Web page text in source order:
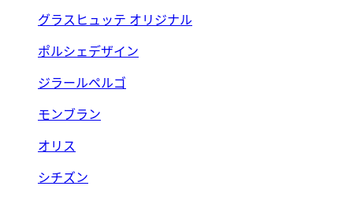
グラスヒュッテ オリジナル
ポルシェデザイン
ジラールペルゴ
モンブラン
オリス
シチズン